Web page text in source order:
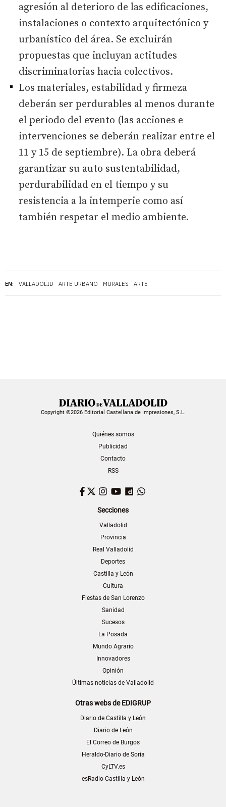
EN: VALLADOLID ARTE URBANO MURALES ARTE
agresión al deterioro de las edificaciones,
instalaciones o contexto arquitectónico y
urbanístico del área. Se excluirán
propuestas que incluyan actitudes
discriminatorias hacia colectivos.
Los materiales, estabilidad y firmeza
deberán ser perdurables al menos durante
el periodo del evento (las acciones e
intervenciones se deberán realizar entre el
11 y 15 de septiembre). La obra deberá
garantizar su auto sustentabilidad,
perdurabilidad en el tiempo y su
resistencia a la intemperie como así
también respetar el medio ambiente.
Copyright ©2026 Editorial Castellana de Impresiones, S.L.
Quiénes somos
Publicidad
Contacto
RSS
Facebook
TwitterInstagram
YouTubeDailymotion
Secciones
Valladolid
Provincia
Real Valladolid
Deportes
Castilla y León
Cultura
Fiestas de San Lorenzo
Sanidad
Sucesos
La Posada
Mundo Agrario
Innovadores
Opinión
Últimas noticias de Valladolid
Otras webs de EDIGRUP
Diario de Castilla y León
Diario de León
El Correo de Burgos
Heraldo-Diario de Soria
CyLTV.es
esRadio Castilla y León